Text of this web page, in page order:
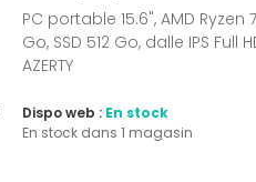
PC portable 15.6", AMD Ryzen 7
Go, SSD 512 Go, dalle IPS Full
AZERTY
Dispo web : En stock
En stock dans 1 magasin